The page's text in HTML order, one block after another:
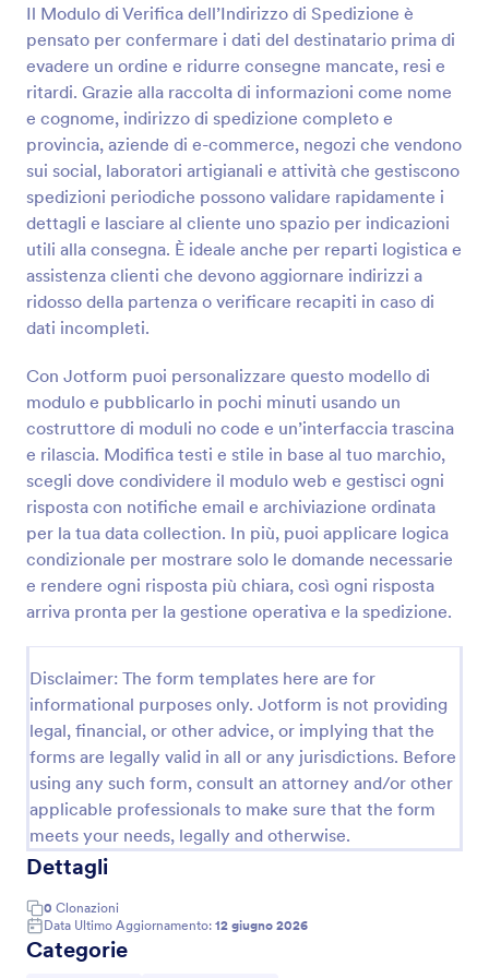
Il Modulo di Verifica dell’Indirizzo di Spedizione è
pensato per confermare i dati del destinatario prima di
evadere un ordine e ridurre consegne mancate, resi e
ritardi. Grazie alla raccolta di informazioni come nome
e cognome, indirizzo di spedizione completo e
provincia, aziende di e-commerce, negozi che vendono
sui social, laboratori artigianali e attività che gestiscono
spedizioni periodiche possono validare rapidamente i
dettagli e lasciare al cliente uno spazio per indicazioni
utili alla consegna. È ideale anche per reparti logistica e
assistenza clienti che devono aggiornare indirizzi a
ridosso della partenza o verificare recapiti in caso di
dati incompleti.
Con Jotform puoi personalizzare questo modello di
modulo e pubblicarlo in pochi minuti usando un
costruttore di moduli no code e un’interfaccia trascina
e rilascia. Modifica testi e stile in base al tuo marchio,
scegli dove condividere il modulo web e gestisci ogni
risposta con notifiche email e archiviazione ordinata
per la tua data collection. In più, puoi applicare logica
condizionale per mostrare solo le domande necessarie
e rendere ogni risposta più chiara, così ogni risposta
arriva pronta per la gestione operativa e la spedizione.
Disclaimer: The form templates here are for
informational purposes only. Jotform is not providing
legal, financial, or other advice, or implying that the
forms are legally valid in all or any jurisdictions. Before
using any such form, consult an attorney and/or other
applicable professionals to make sure that the form
meets your needs, legally and otherwise.
Dettagli
0 Clonazioni
Data Ultimo Aggiornamento: 12 giugno 2026
Categorie
Anteprima
Modulo Di Verifica Del Curriculum
Raccogli e organizza le informazioni dei candidati
con il Modulo di verifica del curriculum, utile per
aziende e agenzie che vogliono semplificare la
raccolta dati e gestire ogni invio del modulo in modo
ordinato con Jotform.
Moduli Lavoro
Usa Template
Anteprima